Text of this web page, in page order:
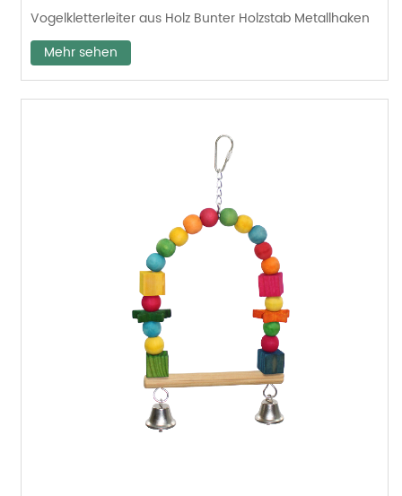
Vogelkletterleiter aus Holz Bunter Holzstab Metallhaken
Mehr sehen